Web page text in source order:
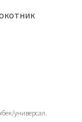
универсал.